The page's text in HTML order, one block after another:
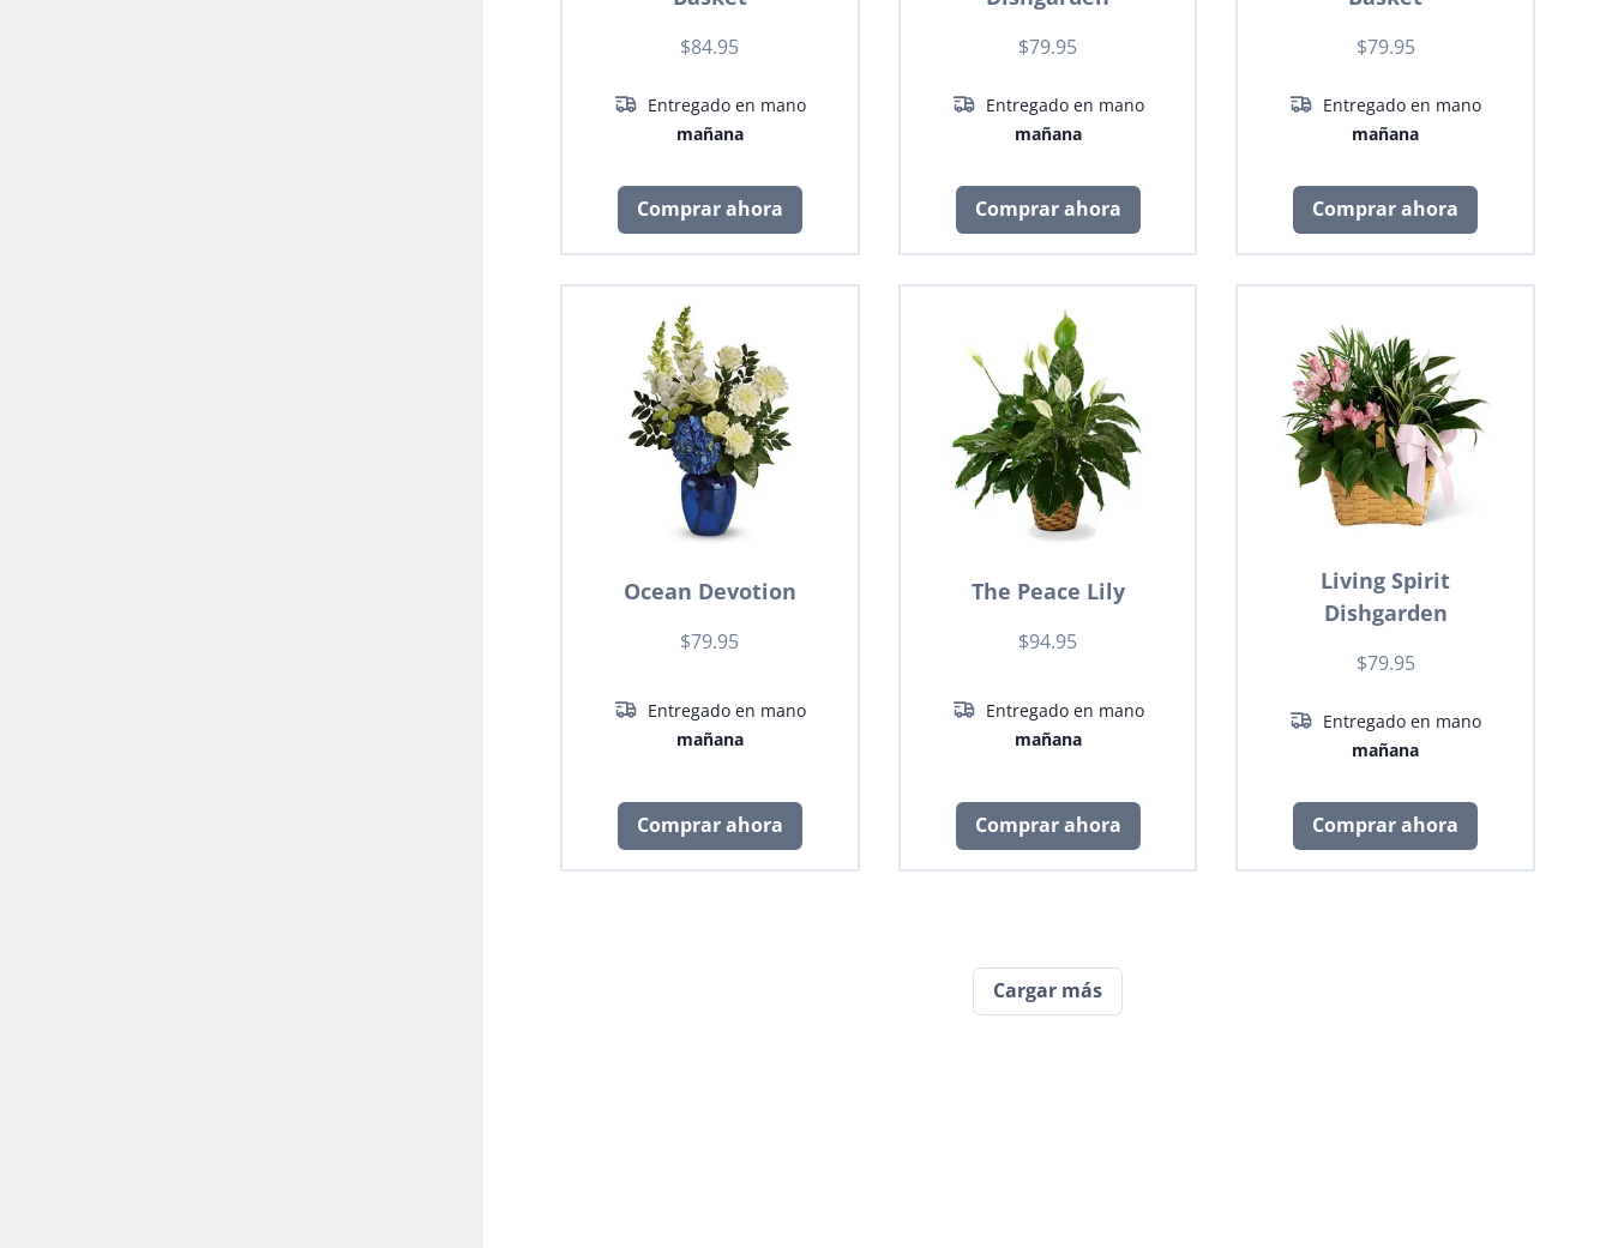
$84.95
Entregado en mano
mañana
Comprar ahora
$79.95
Entregado en mano
mañana
Comprar ahora
$79.95
Entregado en mano
mañana
Comprar ahora
Ocean Devotion
$79.95
Entregado en mano
mañana
Comprar ahora
The Peace Lily
$94.95
Entregado en mano
mañana
Comprar ahora
Living Spirit
Dishgarden
$79.95
Entregado en mano
mañana
Comprar ahora
Cargar más